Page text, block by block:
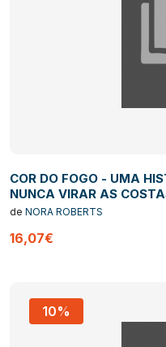
COR DO FOGO - UMA
NUNCA VIRAR AS
de NORA ROBERTS
16,07€
10%